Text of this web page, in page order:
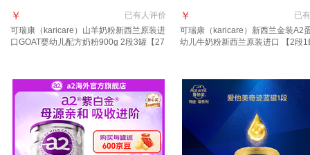
已有人评价
￥
可瑞康（karicare）山羊奶粉新西兰原装进
口GOAT婴幼儿配方奶粉900g 2段3罐【27
已有
￥
可瑞康（karicare）新西兰金装A2
幼儿牛奶粉新西兰原装进口 【2段1